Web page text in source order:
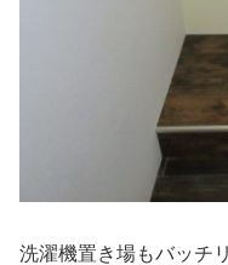
洗濯機置き場もバッチ